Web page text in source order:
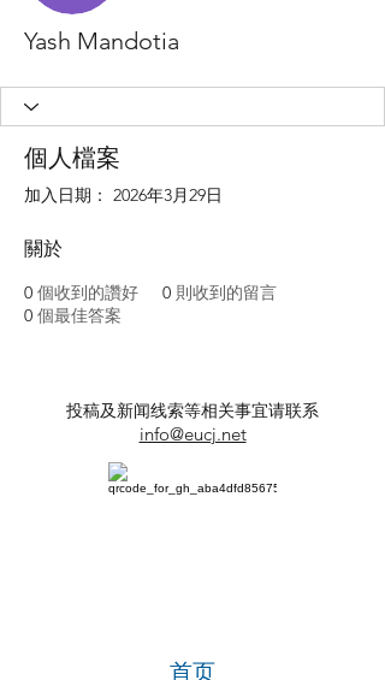
Yash Mandotia
個人檔案
加入日期： 2026年3月29日
關於
0 個收到的讚好 0 則收到的留言
0 個最佳答案
投稿及新闻线索等相关事宜请联系
info@eucj.net
首页